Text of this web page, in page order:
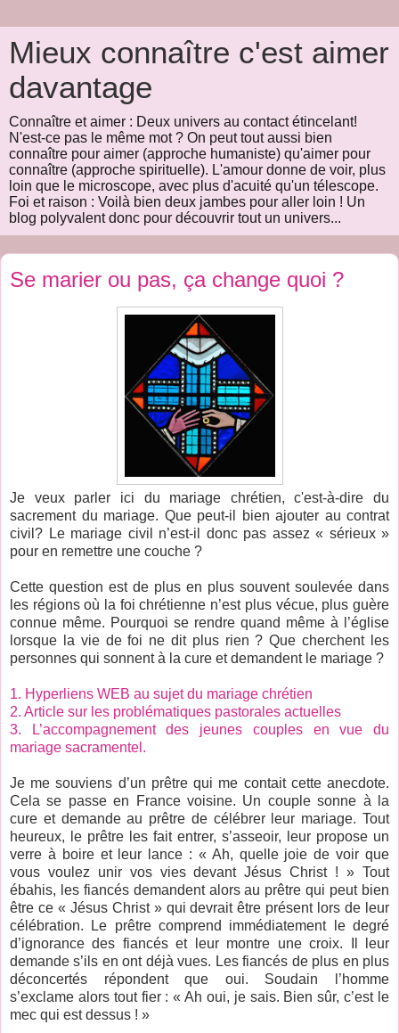
Mieux connaître c'est aimer
davantage
Connaître et aimer : Deux univers au contact étincelant!
N'est-ce pas le même mot ? On peut tout aussi bien
connaître pour aimer (approche humaniste) qu'aimer pour
connaître (approche spirituelle). L'amour donne de voir, plus
loin que le microscope, avec plus d'acuité qu'un télescope.
Foi et raison : Voilà bien deux jambes pour aller loin ! Un
blog polyvalent donc pour découvrir tout un univers...
Se marier ou pas, ça change quoi ?
Je veux parler ici du mariage chrétien, c'est-à-dire du
sacrement du mariage. Que peut-il bien ajouter au contrat
civil? Le mariage civil n’est-il donc pas assez « sérieux »
pour en remettre une couche ?
Cette question est de plus en plus souvent soulevée dans
les régions où la foi chrétienne n’est plus vécue, plus guère
connue même. Pourquoi se rendre quand même à l’église
lorsque la vie de foi ne dit plus rien ? Que cherchent les
personnes qui sonnent à la cure et demandent le mariage ?
1. Hyperliens WEB au sujet du mariage chrétien
2. Article sur les problématiques pastorales actuelles
3. L’accompagnement des jeunes couples en vue du
mariage sacramentel.
Je me souviens d’un prêtre qui me contait cette anecdote.
Cela se passe en France voisine. Un couple sonne à la
cure et demande au prêtre de célébrer leur mariage. Tout
heureux, le prêtre les fait entrer, s’asseoir, leur propose un
verre à boire et leur lance : « Ah, quelle joie de voir que
vous voulez unir vos vies devant Jésus Christ ! » Tout
ébahis, les fiancés demandent alors au prêtre qui peut bien
être ce « Jésus Christ » qui devrait être présent lors de leur
célébration. Le prêtre comprend immédiatement le degré
d’ignorance des fiancés et leur montre une croix. Il leur
demande s’ils en ont déjà vues. Les fiancés de plus en plus
déconcertés répondent que oui. Soudain l’homme
s’exclame alors tout fier : « Ah oui, je sais. Bien sûr, c’est le
mec qui est dessus ! »